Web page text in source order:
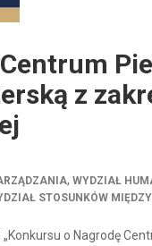
z
, WYDZIAŁ
STOSUNKÓW
o Nagrodę